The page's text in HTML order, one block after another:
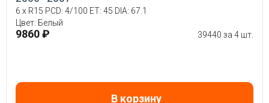
6 x R15 PCD: 4/100 ET: 45 DIA: 67.1
Цвет: Белый
9860 ₽ 39440 за 4 шт.
В корзину